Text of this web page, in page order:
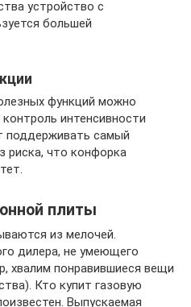
устройство с
большей
функций можно
интенсивности
поддерживать самый
риска, что конфорка
плиты
из мелочей.
дилера, не умеющего
хвалим понравившиеся вещи
Кто купит газовую
Выпускаемая